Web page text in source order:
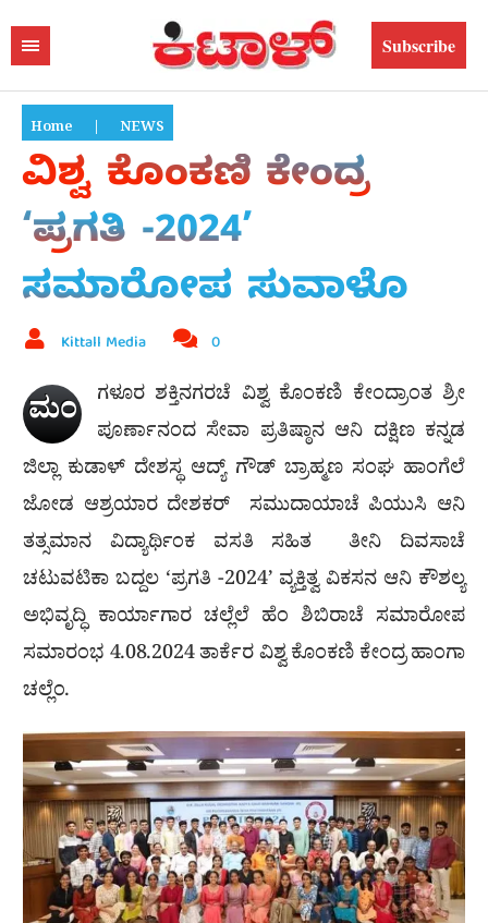
Subscribe
Home | NEWS
ವಿಶ್ವ ಕೊಂಕಣಿ ಕೇಂದ್ರ
‘ಪ್ರಗತಿ -2024’
ಸಮಾರೋಪ ಸುವಾಳೊ
Kittall Media 0
ಮಂ
ಗಳೂರ ಶಕ್ತಿನಗರಚೆ ವಿಶ್ವ ಕೊಂಕಣಿ ಕೇಂದ್ರಾಂತ ಶ್ರೀ
ಪೂರ್ಣಾನಂದ ಸೇವಾ ಪ್ರತಿಷ್ಠಾನ ಆನಿ ದಕ್ಷಿಣ ಕನ್ನಡ
ಜಿಲ್ಲಾ ಕುಡಾಳ್ ದೇಶಸ್ಥ ಆದ್ಯ್ ಗೌಡ್ ಬ್ರಾಹ್ಮಣ ಸಂಘ ಹಾಂಗೆಲೆ
ಜೋಡ ಆಶ್ರಯಾರ ದೇಶಕರ್ ಸಮುದಾಯಾಚೆ ಪಿಯುಸಿ ಆನಿ
ತತ್ಸಮಾನ ವಿದ್ಯಾರ್ಥಿಂಕ ವಸತಿ ಸಹಿತ ತೀನಿ ದಿವಸಾಚೆ
ಚಟುವಟಿಕಾ ಬದ್ದಲ ‘ಪ್ರಗತಿ -2024’ ವ್ಯಕ್ತಿತ್ವ ವಿಕಸನ ಆನಿ ಕೌಶಲ್ಯ
ಅಭಿವೃದ್ಧಿ ಕಾರ್ಯಾಗಾರ ಚಲ್ಲೆಲೆ ಹೆಂ ಶಿಬಿರಾಚೆ ಸಮಾರೋಪ
ಸಮಾರಂಭ 4.08.2024 ತಾರ್ಕೆರ ವಿಶ್ವ ಕೊಂಕಣಿ ಕೇಂದ್ರ ಹಾಂಗಾ
ಚಲ್ಲೆಂ.